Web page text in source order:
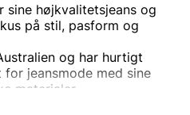
sine højkvalitetsjeans og
på stil, pasform og
og har hurtigt
jeansmode med sine
materialer.
af jeans i forskellige